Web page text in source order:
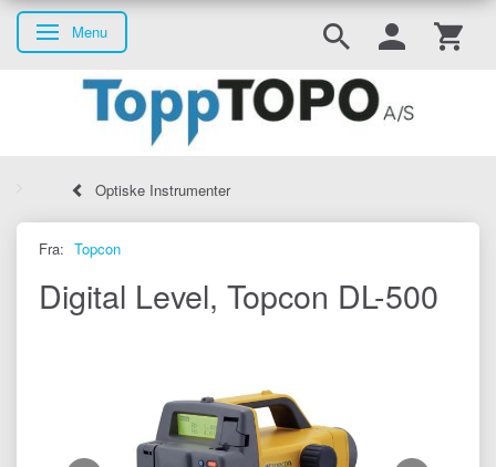
Skifte navigation
Menu
Optiske Instrumenter
Fra: Topcon
Digital Level, Topcon DL-500